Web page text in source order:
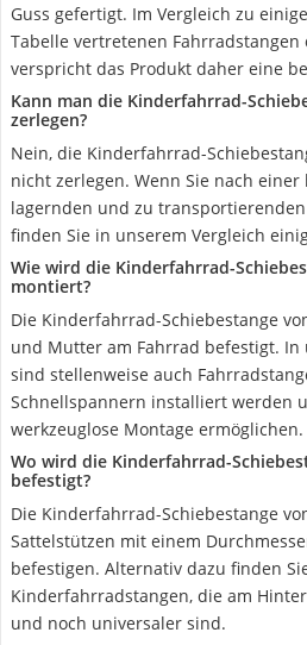
Guss gefertigt. Im Vergleich zu
Tabelle vertretenen Fahrradstangen
verspricht das Produkt daher eine
Kann man die Kinderfahrrad-
zerlegen?
Nein, die Kinderfahrrad-
nicht zerlegen. Wenn Sie nach
lagernden und zu
finden Sie in unserem Vergleich
Wie wird die Kinderfahrrad-
montiert?
Die Kinderfahrrad-Schiebestange
und Mutter am Fahrrad befestigt. In
sind stellenweise auch
Schnellspannern installiert werden
werkzeuglose Montage ermöglichen.
Wo wird die Kinderfahrrad-
befestigt?
Die Kinderfahrrad-Schiebestange
Sattelstützen mit einem
befestigen. Alternativ dazu finden
Kinderfahrradstangen, die am
und noch universaler sind.